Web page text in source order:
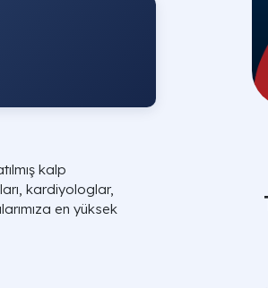
kalp
kardiyologlar,
en yüksek